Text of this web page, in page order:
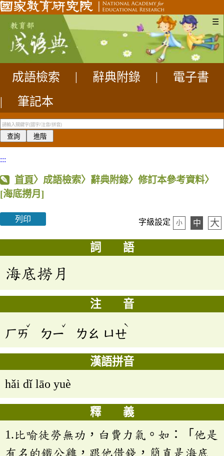
☰
成語檢索 辭典附錄
電子書
|
筆記本
:::
首頁〉成語檢索〉辭典附錄〉修訂本參考資料〉
[海底撈月]
列印 字級設定 小 中 大
詞 語
海底撈月
注 音
ㄏㄞ
ˇ
ㄉㄧ
ˇ
ㄌㄠ ㄩㄝ
ˋ
漢語拼音
hǎi dǐ lāo yuè
釋 義
1.比喻徒勞無功，白費力氣。如：「他是
有名的鐵公雞，跟他借錢，簡直是海底